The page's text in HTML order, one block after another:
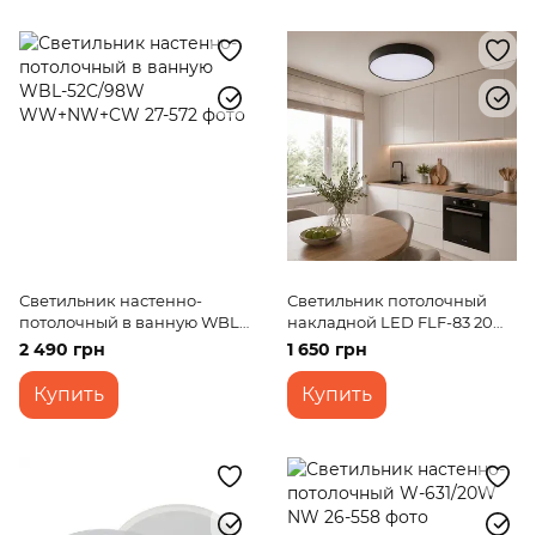
Светильник настенно-
потолочный в ванную WBL-
52C/98W WW+NW+CW
2 490 грн
Купить
Светильник потолочный
накладной LED FLF-83 20W
WW BK
1 650 грн
Купить